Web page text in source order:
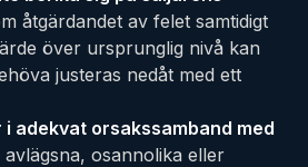
åtgärdandet av felet samtidigt
över ursprunglig nivå kan
justeras nedåt med ett
i adekvat orsakssamband med
avlägsna, osannolika eller